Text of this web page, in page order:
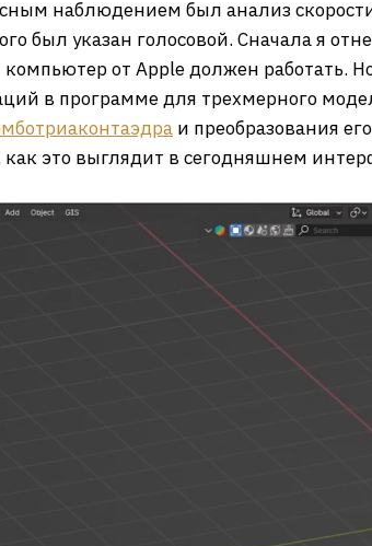
наблюдением был анализ
был указан голосовой. Сначала я
от Apple должен работать.
в программе для трехмерного
и преобразования
это выглядит в сегодняшнем